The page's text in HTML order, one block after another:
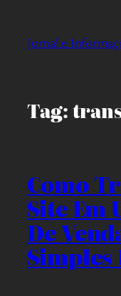
Jornal e
Tag:
Como
Site Em
De
Simples